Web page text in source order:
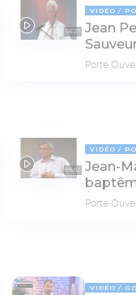
58:27
VIDÉO
Jean
Porte
69:02
VIDÉO
Jean-
Porte
VIDÉO